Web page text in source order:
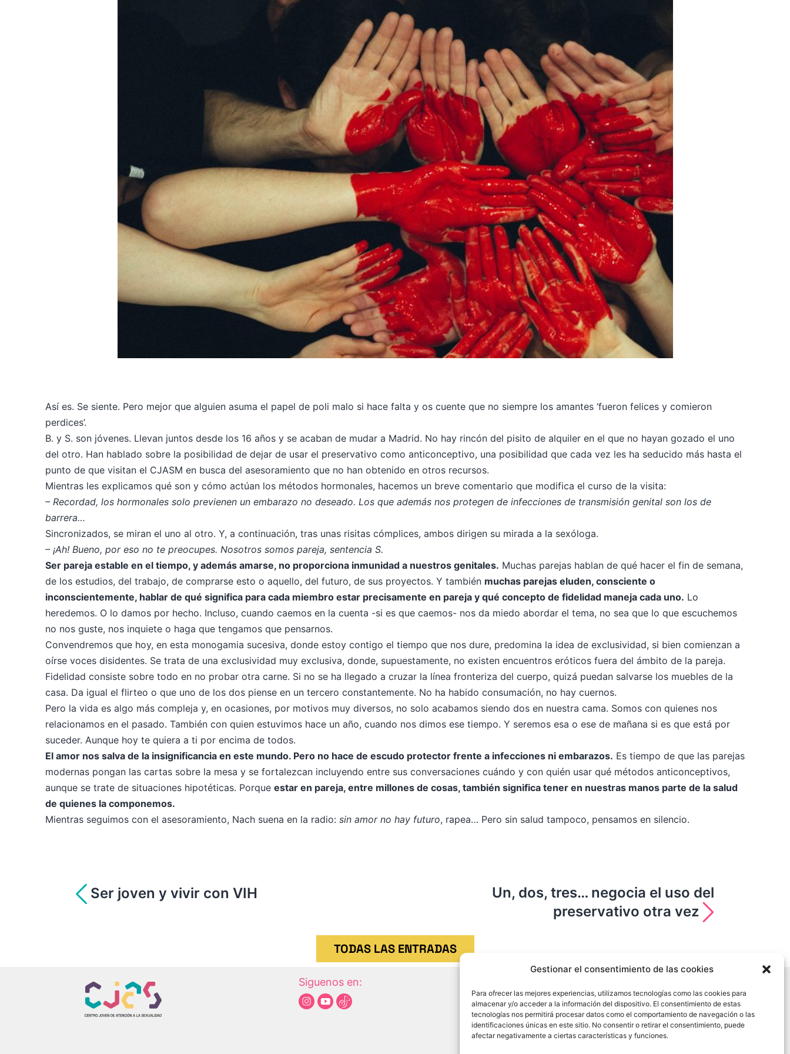
Gestionar el consentimiento de las cookies
Para ofrecer las mejores experiencias, utilizamos tecnologías como las cookies para
almacenar y/o acceder a la información del dispositivo. El consentimiento de estas
tecnologías nos permitirá procesar datos como el comportamiento de navegación o las
identificaciones únicas en este sitio. No consentir o retirar el consentimiento, puede
afectar negativamente a ciertas características y funciones.
Así es. Se siente. Pero mejor que alguien asuma el papel de poli malo si hace falta y os cuente que no siempre los amantes ‘fueron felices y comieron
perdices’.
B. y S. son jóvenes. Llevan juntos desde los 16 años y se acaban de mudar a Madrid. No hay rincón del pisito de alquiler en el que no hayan gozado el uno
del otro. Han hablado sobre la posibilidad de dejar de usar el preservativo como anticonceptivo, una posibilidad que cada vez les ha seducido más hasta el
punto de que visitan el CJASM en busca del asesoramiento que no han obtenido en otros recursos.
Mientras les explicamos qué son y cómo actúan los métodos hormonales, hacemos un breve comentario que modifica el curso de la visita:
– Recordad, los hormonales solo previenen un embarazo no deseado. Los que además nos protegen de infecciones de transmisión genital son los de
barrera…
Sincronizados, se miran el uno al otro. Y, a continuación, tras unas risitas cómplices, ambos dirigen su mirada a la sexóloga.
– ¡Ah! Bueno, por eso no te preocupes. Nosotros somos pareja, sentencia S.
Ser pareja estable en el tiempo, y además amarse, no proporciona inmunidad a nuestros genitales. Muchas parejas hablan de qué hacer el fin de semana,
de los estudios, del trabajo, de comprarse esto o aquello, del futuro, de sus proyectos. Y también muchas parejas eluden, consciente o
inconscientemente, hablar de qué significa para cada miembro estar precisamente en pareja y qué concepto de fidelidad maneja cada uno. Lo
heredemos. O lo damos por hecho. Incluso, cuando caemos en la cuenta -si es que caemos- nos da miedo abordar el tema, no sea que lo que escuchemos
no nos guste, nos inquiete o haga que tengamos que pensarnos.
Convendremos que hoy, en esta monogamia sucesiva, donde estoy contigo el tiempo que nos dure, predomina la idea de exclusividad, si bien comienzan a
oírse voces disidentes. Se trata de una exclusividad muy exclusiva, donde, supuestamente, no existen encuentros eróticos fuera del ámbito de la pareja.
Fidelidad consiste sobre todo en no probar otra carne. Si no se ha llegado a cruzar la línea fronteriza del cuerpo, quizá puedan salvarse los muebles de la
casa. Da igual el flirteo o que uno de los dos piense en un tercero constantemente. No ha habido consumación, no hay cuernos.
Pero la vida es algo más compleja y, en ocasiones, por motivos muy diversos, no solo acabamos siendo dos en nuestra cama. Somos con quienes nos
relacionamos en el pasado. También con quien estuvimos hace un año, cuando nos dimos ese tiempo. Y seremos esa o ese de mañana si es que está por
suceder. Aunque hoy te quiera a ti por encima de todos.
El amor nos salva de la insignificancia en este mundo. Pero no hace de escudo protector frente a infecciones ni embarazos. Es tiempo de que las parejas
modernas pongan las cartas sobre la mesa y se fortalezcan incluyendo entre sus conversaciones cuándo y con quién usar qué métodos anticonceptivos,
aunque se trate de situaciones hipotéticas. Porque estar en pareja, entre millones de cosas, también significa tener en nuestras manos parte de la salud
de quienes la componemos.
Mientras seguimos con el asesoramiento, Nach suena en la radio: sin amor no hay futuro, rapea… Pero sin salud tampoco, pensamos en silencio.
Navegación
Ser joven y vivir con VIH
Un, dos, tres… negocia el uso del
preservativo otra vez
TODAS LAS ENTRADAS
Siguenos en:
Aviso legal
Política de privacidad
Política de cookies